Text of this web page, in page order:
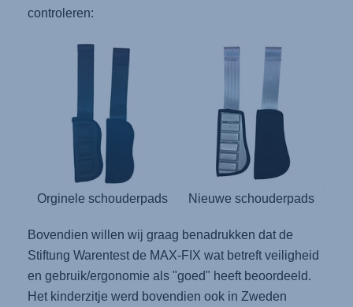
controleren:
Orginele schouderpads Nieuwe schouderpads
Bovendien willen wij graag benadrukken dat de
Stiftung Warentest de MAX-FIX wat betreft veiligheid
en gebruik/ergonomie als "goed" heeft beoordeeld.
Het kinderzitje werd bovendien ook in Zweden